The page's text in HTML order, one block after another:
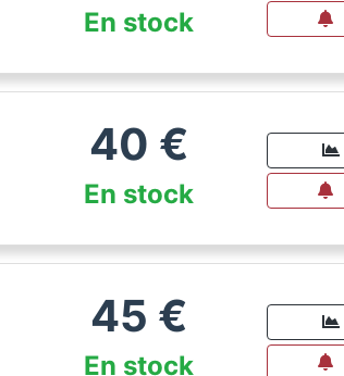
En stock
40 €
En stock
45 €
En stock